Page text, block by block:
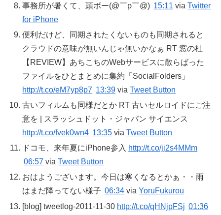
事務所が暑くて、頭ボー(@￣ρ￣@) 15:11 viaTwitter
for iPhone
便利だけど、同期されたくないものも同期されると
クラウドの意味が無いんじゃ無いかなぁ RT 窓の杜
【REVIEW】あちこちのWebサービスに散らばった
ファイルをひとまとめに集約「SocialFolders」
http://t.co/eM7yp8p7 13:39 viaTweet Button
古いフィルムも同様だとか RT 古いセルロイドにご注
意を | スラッシュドット・ジャパン サイエンス
http://t.co/fvek0wn4 13:35 viaTweet Button
ドコモ、来年夏にiPhone参入 http://t.co/jj2s4MMm
06:57 viaTweet Button
おはようございます。今日は寒くなるとかぁ・・雨
はまだ降ってない様子 06:34 viaYoruFukurou
[blog] tweetlog-2011-11-30 http://t.co/qHNjpFSj 01:36